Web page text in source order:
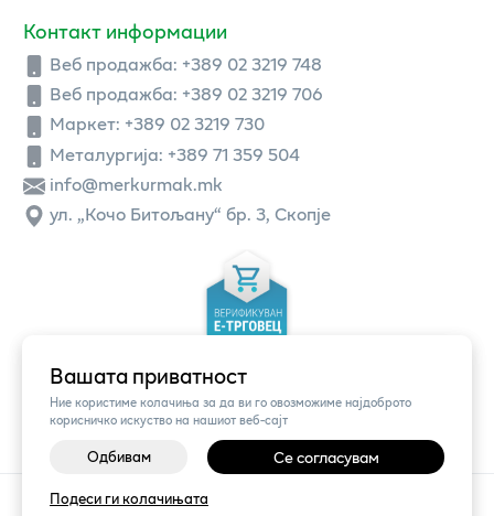
Вашата приватност
Ние користиме колачиња за да ви го овозможиме најдоброто
корисничко искуство на нашиот веб-сајт
Одбивам Се согласувам
Подеси ги колачињата
Контакт информации
Веб продажба: +389 02 3219 748
Веб продажба: +389 02 3219 706
Маркет: +389 02 3219 730
Металургија: +389 71 359 504
info@merkurmak.mk
ул. „Кочо Битољану“ бр. 3, Скопје
©2026